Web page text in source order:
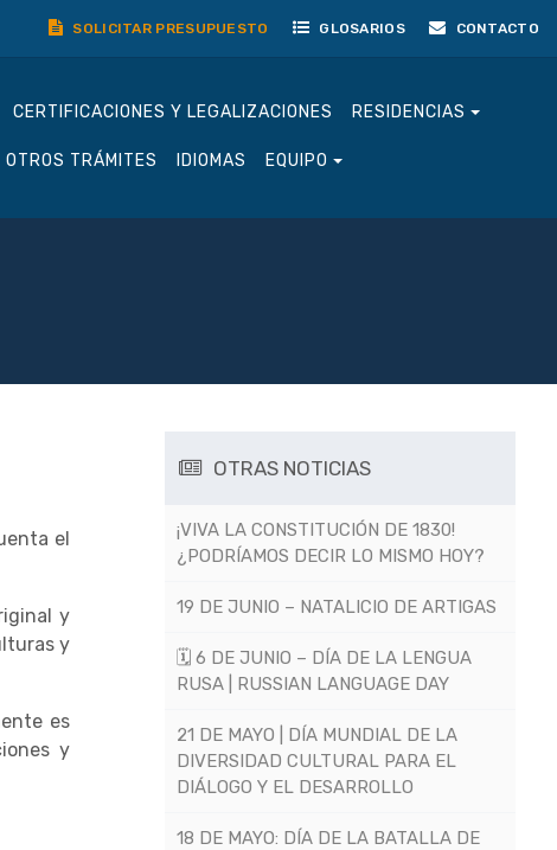
SOLICITAR PRESUPUESTO GLOSARIOS CONTACTO
CERTIFICACIONES Y LEGALIZACIONES RESIDENCIAS
OTROS TRÁMITES IDIOMAS EQUIPO
el
y
y
es
y
OTRAS NOTICIAS
¡VIVA LA CONSTITUCIÓN DE 1830!
¿PODRÍAMOS DECIR LO MISMO HOY?
19 DE JUNIO – NATALICIO DE ARTIGAS
🗓 6 DE JUNIO – DÍA DE LA LENGUA
RUSA | RUSSIAN LANGUAGE DAY
21 DE MAYO | DÍA MUNDIAL DE LA
DIVERSIDAD CULTURAL PARA EL
DIÁLOGO Y EL DESARROLLO
18 DE MAYO: DÍA DE LA BATALLA DE